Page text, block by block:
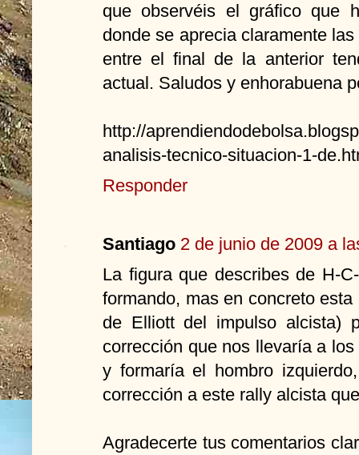
que observéis el gráfico que
donde se aprecia claramente
entre el final de la anterior
actual. Saludos y enhorabuena
http://
analisis-tecnico-situacion-1-
Responder
Santiago 2 de junio de 2009 a
La figura que describes de H-
formando, mas en concreto
de Elliott del impulso alcista)
corrección que nos llevaría a
y formaría el hombro
corrección a este rally alcista
Agradecerte tus comentarios